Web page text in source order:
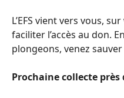
L’EFS vient vers vous,
faciliter l’accès au don.
plongeons, venez sauver
Prochaine collecte près